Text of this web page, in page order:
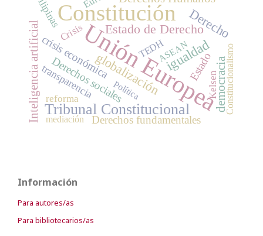
Unión Europea
Constitución
Tribunal Constitucional
igualdad
Estado de Derecho
globalización
Derecho
democracia
Inteligencia artificialcrisis económica
Derechos sociales Estado
Derechos fundamentales
transparencia
Filipinas
Crisis
reforma
TEDH
Kelsen Constitucionalismo
Política
ASEAN
mediación
Información
Para autores/as
Para bibliotecarios/as